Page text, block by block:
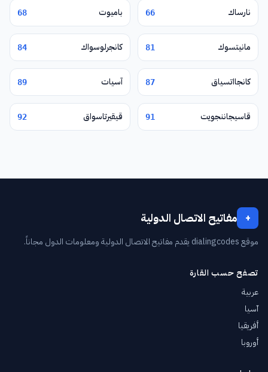
نارساك 66 باميوت 68
مانيتسوك 81 كانجرلوسواك 84
كانجااتسياق 87 آسيات 89
قاسيجاننجويت 91 قيقيرتاسواق 92
+ مفاتيح الاتصال الدولية
موقع dialingcodes يقدم مفاتيح الاتصال الدولية ومعلومات الدول مجاناً.
تصفح حسب القارة
عربية
آسيا
أفريقيا
أوروبا